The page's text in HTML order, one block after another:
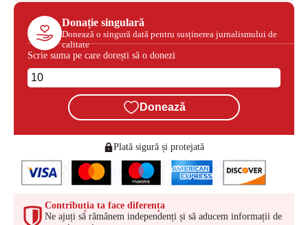
Donație singulară
Donează o singură dată pentru susținerea jurnalismului de
calitate
Scrie suma pe care dorești să o donezi
Donează
Plată sigură și protejată
Contribuția ta face diferența
Ne ajuți să rămânem independenți și să aducem informații de